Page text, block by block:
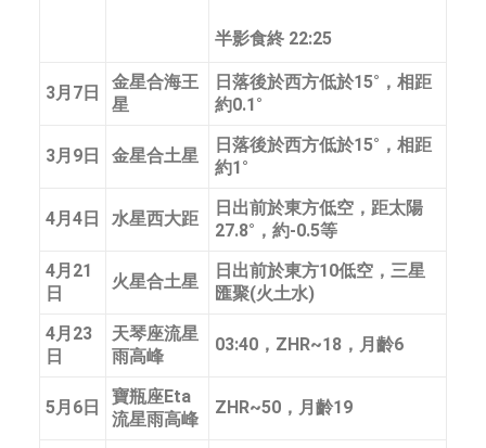
半影食終 22:25
3月7日
金星合海王
星
日落後於西方低於15°，相距
約0.1°
3月9日 金星合土星
日落後於西方低於15°，相距
約1°
4月4日 水星西大距
日出前於東方低空，距太陽
27.8°，約-0.5等
4月21
日
火星合土星
日出前於東方10低空，三星
匯聚(火土水)
4月23
日
天琴座流星
雨高峰
03:40，ZHR~18，月齡6
5月6日
寶瓶座Eta
流星雨高峰
ZHR~50，月齡19